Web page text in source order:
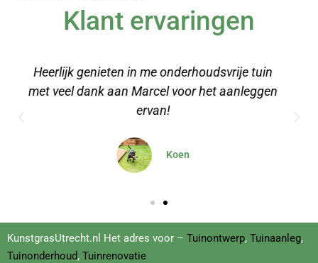
Klant ervaringen
Een stuk kunstgras besteld voor onze
relaxruimte op kantoor, erg makkelijk aan te
leggen met de video's
Dominique
KunstgrasUtrecht.nl Het adres voor – Tuinontwerp, Tuinaanleg,
Tuinonderhoud, Tuinrenovatie